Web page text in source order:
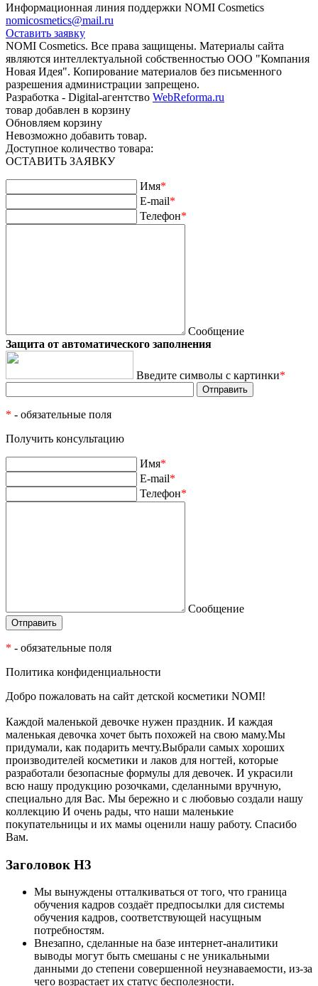
Информационная линия поддержки NOMI Сosmetics
nomicosmetics@mail.ru
Оставить заявку
NOMI Сosmetics. Все права защищены. Материалы сайта
являются интеллектуальной собственностью ООО "Компания
Новая Идея". Копирование материалов без письменного
разрешения администрации запрещено.
Разработка - Digital-агентство WebReforma.ru
товар добавлен в корзину
Обновляем корзину
Невозможно добавить товар.
Доступное количество товара:
ОСТАВИТЬ ЗАЯВКУ
Имя*
E-mail*
Телефон*
Сообщение
Защита от автоматического заполнения
Введите символы с картинки*
* - обязательные поля
Получить консультацию
Имя*
E-mail*
Телефон*
Сообщение
* - обязательные поля
Политика конфиденциальности
Добро пожаловать на сайт детской косметики NOMI!
Каждой маленькой девочке нужен праздник. И каждая
маленькая девочка хочет быть похожей на свою маму.Мы
придумали, как подарить мечту.Выбрали самых хороших
производителей косметики и лаков для ногтей, которые
разработали безопасные формулы для девочек. И украсили
всю нашу продукцию розочками, сделанными вручную,
специально для Вас. Мы бережно и с любовью создали нашу
коллекцию И очень рады, что наши маленькие
покупательницы и их мамы оценили нашу работу. Спасибо
Вам.
Заголовок Н3
Мы вынуждены отталкиваться от того, что граница
обучения кадров создаёт предпосылки для системы
обучения кадров, соответствующей насущным
потребностям.
Внезапно, сделанные на базе интернет-аналитики
выводы могут быть смешаны с не уникальными
данными до степени совершенной неузнаваемости, из-за
чего возрастает их статус бесполезности.